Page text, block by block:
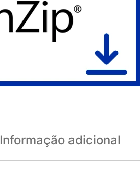
Informação adicional